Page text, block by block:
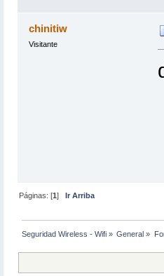
chinitiw
Visitante
Páginas: [1] Ir Arriba
Seguridad Wireless - Wifi » General »